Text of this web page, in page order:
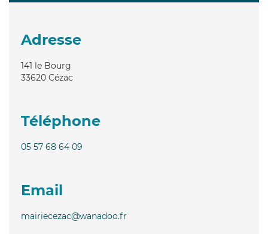
Adresse
141 le Bourg
33620 Cézac
Téléphone
05 57 68 64 09
Email
mairiecezac@wanadoo.fr